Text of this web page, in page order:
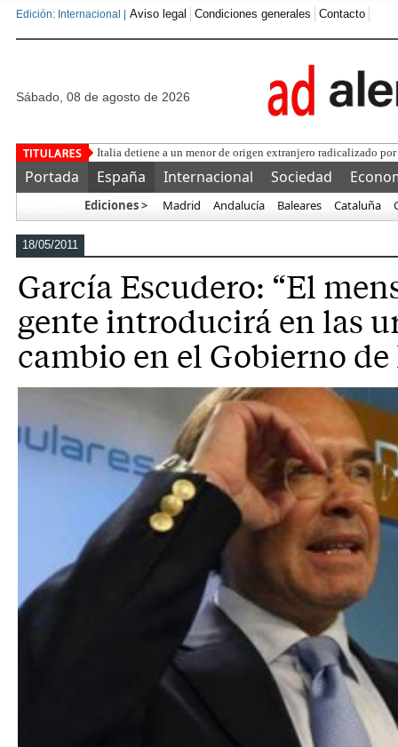
Edición: Internacional | Aviso legal Condiciones generales Contacto
sábado, 08 de agosto de 2026
Una asociación milit
Portada España Internacional Sociedad
Ediciones > Madrid Andalucía Baleares Cataluña
18/05/2011
García Escudero: “El
gente introducirá en las
cambio en el Gobierno de